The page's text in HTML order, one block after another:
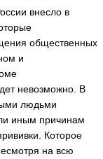
внесло в
общественных
и
невозможно. В
людьми
иным причинам
Которое
на всю